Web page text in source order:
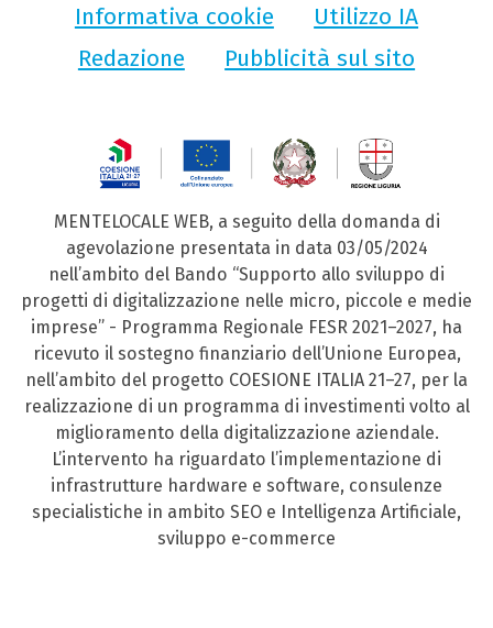
Informativa cookie
Utilizzo IA
Redazione
Pubblicità sul sito
MENTELOCALE WEB, a seguito della domanda di
agevolazione presentata in data 03/05/2024
nell’ambito del Bando “Supporto allo sviluppo di
progetti di digitalizzazione nelle micro, piccole e medie
imprese” - Programma Regionale FESR 2021–2027, ha
ricevuto il sostegno finanziario dell’Unione Europea,
nell’ambito del progetto COESIONE ITALIA 21–27, per la
realizzazione di un programma di investimenti volto al
miglioramento della digitalizzazione aziendale.
L’intervento ha riguardato l’implementazione di
infrastrutture hardware e software, consulenze
specialistiche in ambito SEO e Intelligenza Artificiale,
sviluppo e-commerce